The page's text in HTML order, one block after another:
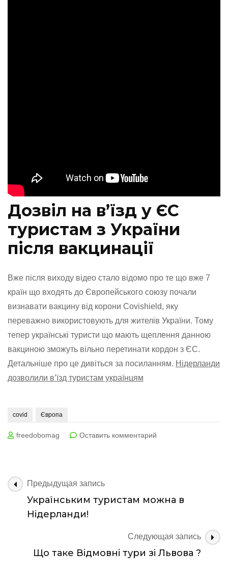
Дозвіл на в’їзд у ЄС
туристам з України
після вакцинації
Вже після виходу відео стало відомо про те що вже 7
країн що входять до Європейського союзу почали
визнавати вакцину від корони Covishield, яку
переважно використовують для жителів України. Тому
тепер українські туристи що мають щеплення данною
вакциною зможуть вільно перетинати кордон з ЄС.
Детальніше про це дивіться за посиланням. Нідерланди
дозволили в’їзд туристам українцям
covid Європа
freedobomag Оставить комментарий
пускають
Навигация
записям
Предыдущая запись
Українським туристам можна в
Нідерланди!
Следующая запись
Що таке Відмовні тури зі Львова ?